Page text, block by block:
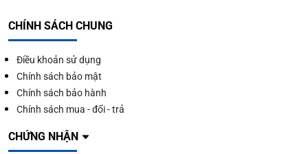
CHÍNH SÁCH CHUNG
Điều khoản sử dụng
Chính sách bảo mật
Chính sách bảo hành
Chính sách mua - đổi - trả
CHỨNG NHẬN